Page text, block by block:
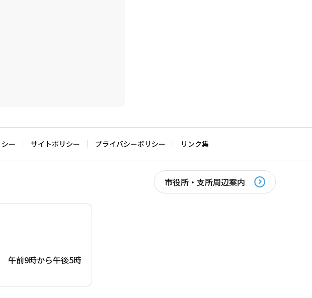
ー サイトポリシー プライバシーポリシー リンク集
午前9時から午後5時
市役所・支所周辺案内